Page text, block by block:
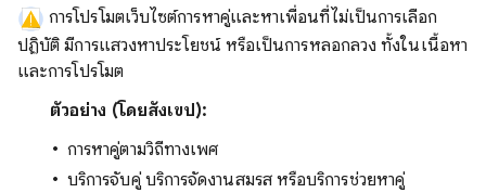
การโปรโมตเว็บไซต์การหาคู่และหาเพื่อนที่ไม่เป็นการเลือก
ปฏิบัติ มีการแสวงหาประโยชน์ หรือเป็นการหลอกลวง ทั้งในเนื้อหา
และการโปรโมต
ตัวอย่าง (โดยสังเขป):
การหาคู่ตามวิถีทางเพศ
บริการจับคู่ บริการจัดงานสมรส หรือบริการช่วยหาคู่